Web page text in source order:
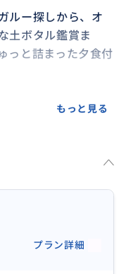
ルー探しから、オ
土ボタル鑑賞ま
っと詰まった夕食付
もっと見る
プラン詳細